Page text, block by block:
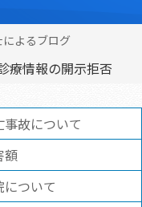
よるブログ
療情報の開示拒否
事故について
額
について